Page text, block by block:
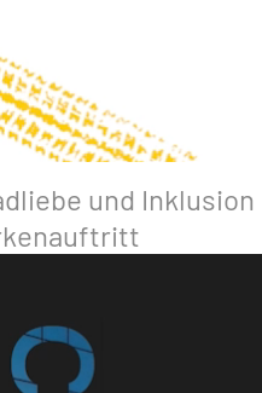
und Inklusion